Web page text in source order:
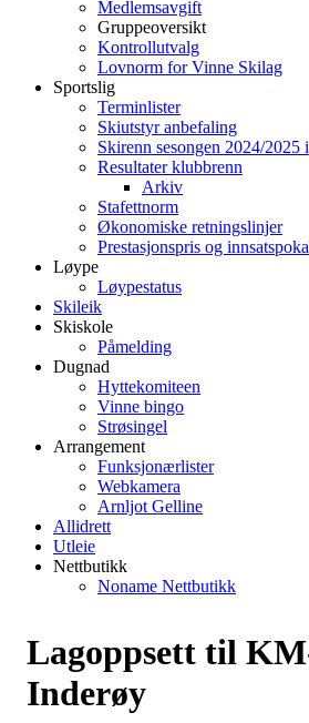
Medlemsavgift
Gruppeoversikt
Kontrollutvalg
Lovnorm for Vinne Skilag
Sportslig
Terminlister
Skiutstyr anbefaling
Skirenn sesongen 2024/2025
Resultater klubbrenn
Arkiv
Stafettnorm
Økonomiske retningslinjer
Prestasjonspris og
Løype
Løypestatus
Skileik
Skiskole
Påmelding
Dugnad
Hyttekomiteen
Vinne bingo
Strøsingel
Arrangement
Funksjonærlister
Webkamera
Arnljot Gelline
Allidrett
Utleie
Nettbutikk
Noname Nettbutikk
Lagoppsett til
Inderøy